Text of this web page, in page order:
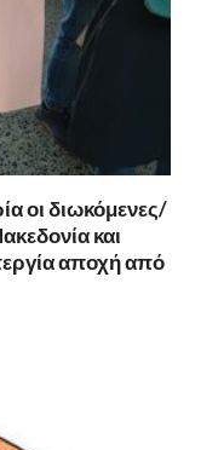
οι διωκόμενες/
και
αποχή από